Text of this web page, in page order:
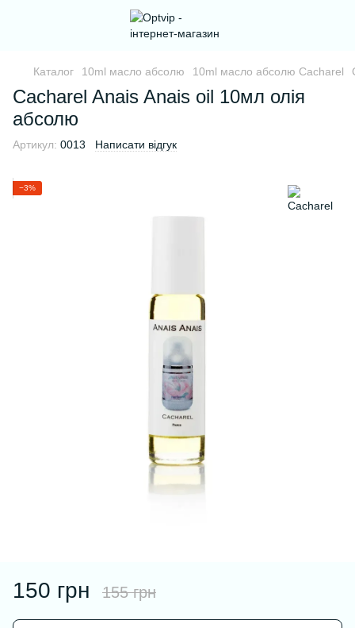
Каталог 10ml масло абсолю 10ml масло абсолю Cacharel
Cacharel Anais Anais oil 10мл олія
абсолю
Артикул: 0013 Написати відгук
−3%
150 грн 155 грн